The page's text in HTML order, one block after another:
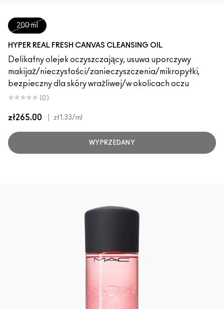
200 ml
HYPER REAL FRESH CANVAS CLEANSING OIL
Delikatny olejek oczyszczający, usuwa uporczywy
makijaż/nieczystości/zanieczyszczenia/mikropyłki,
bezpieczny dla skóry wrażliwej/w okolicach oczu
(0)
zł265.00 zł1.33/ml
WYPRZEDANY